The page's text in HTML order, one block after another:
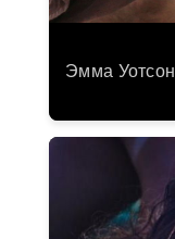
Эмма Уотсон